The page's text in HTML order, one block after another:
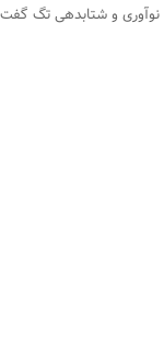
و شتابدهی تگ